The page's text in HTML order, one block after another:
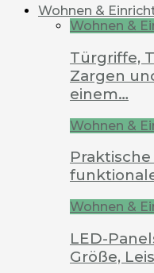
Wohnen &
Wohnen &
Türgriffe,
Zargen
einem…
Wohnen &
Wohnen &
LED-
Größe,